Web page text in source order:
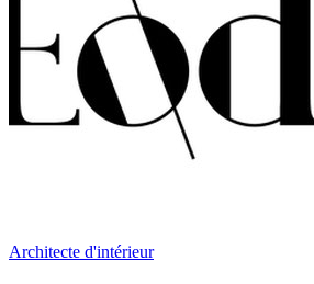
Architecte d'intérieur